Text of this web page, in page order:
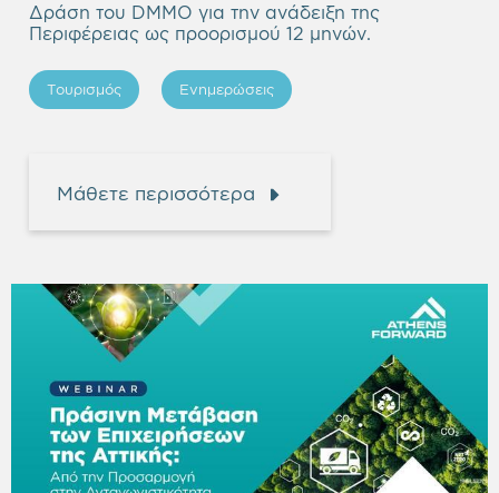
Δράση του DMMO για την ανάδειξη της
Περιφέρειας ως προορισμού 12 μηνών.
Τουρισμός Ενημερώσεις
Μάθετε περισσότερα